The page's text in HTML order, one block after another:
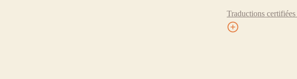
Traductions certifiées